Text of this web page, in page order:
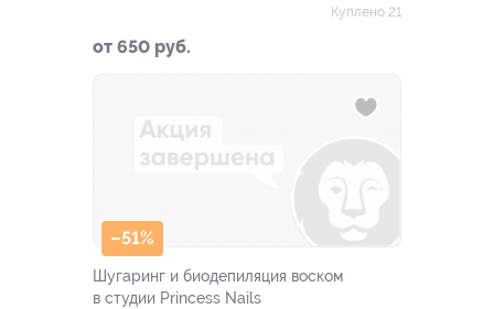
от 650 руб.
Куплено 21
–51%
Шугаринг и биодепиляция воском
в студии Princess Nails